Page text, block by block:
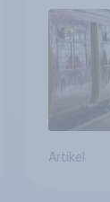
Auto
Artikel